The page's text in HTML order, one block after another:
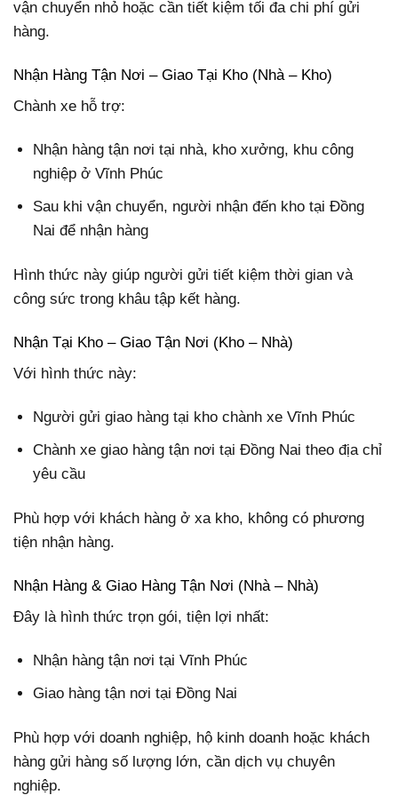
vận chuyển nhỏ hoặc cần tiết kiệm tối đa chi phí gửi
hàng.
Nhận Hàng Tận Nơi – Giao Tại Kho (Nhà – Kho)
Chành xe hỗ trợ:
Nhận hàng tận nơi tại nhà, kho xưởng, khu công
nghiệp ở Vĩnh Phúc
Sau khi vận chuyển, người nhận đến kho tại Đồng
Nai để nhận hàng
Hình thức này giúp người gửi tiết kiệm thời gian và
công sức trong khâu tập kết hàng.
Nhận Tại Kho – Giao Tận Nơi (Kho – Nhà)
Với hình thức này:
Người gửi giao hàng tại kho chành xe Vĩnh Phúc
Chành xe giao hàng tận nơi tại Đồng Nai theo địa chỉ
yêu cầu
Phù hợp với khách hàng ở xa kho, không có phương
tiện nhận hàng.
Nhận Hàng & Giao Hàng Tận Nơi (Nhà – Nhà)
Đây là hình thức trọn gói, tiện lợi nhất:
Nhận hàng tận nơi tại Vĩnh Phúc
Giao hàng tận nơi tại Đồng Nai
Phù hợp với doanh nghiệp, hộ kinh doanh hoặc khách
hàng gửi hàng số lượng lớn, cần dịch vụ chuyên
nghiệp.